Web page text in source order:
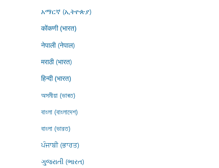
አማርኛ (ኢትዮጵያ)
कोंकणी (भारत)
नेपाली (नेपाल)
मराठी (भारत)
हिन्दी (भारत)
অসমীয়া (ভাৰত)
বাংলা (বাংলাদেশ)
বাংলা (ভারত)
ਪੰਜਾਬੀ (ਭਾਰਤ)
ગુજરાતી (ભારત)